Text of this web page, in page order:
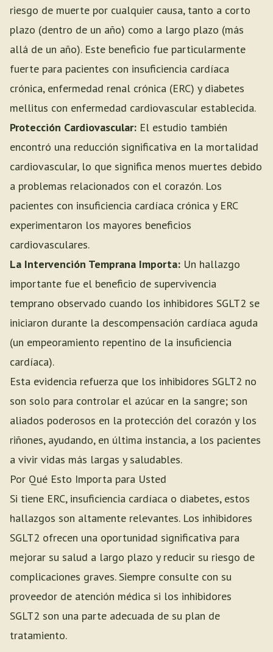
riesgo de muerte por cualquier causa, tanto a corto
plazo (dentro de un año) como a largo plazo (más
allá de un año). Este beneficio fue particularmente
fuerte para pacientes con insuficiencia cardíaca
crónica, enfermedad renal crónica (ERC) y diabetes
mellitus con enfermedad cardiovascular establecida.
Protección Cardiovascular: El estudio también
encontró una reducción significativa en la mortalidad
cardiovascular, lo que significa menos muertes debido
a problemas relacionados con el corazón. Los
pacientes con insuficiencia cardíaca crónica y ERC
experimentaron los mayores beneficios
cardiovasculares.
La Intervención Temprana Importa: Un hallazgo
importante fue el beneficio de supervivencia
temprano observado cuando los inhibidores SGLT2 se
iniciaron durante la descompensación cardíaca aguda
(un empeoramiento repentino de la insuficiencia
cardíaca).
Esta evidencia refuerza que los inhibidores SGLT2 no
son solo para controlar el azúcar en la sangre; son
aliados poderosos en la protección del corazón y los
riñones, ayudando, en última instancia, a los pacientes
a vivir vidas más largas y saludables.
Por Qué Esto Importa para Usted
Si tiene ERC, insuficiencia cardíaca o diabetes, estos
hallazgos son altamente relevantes. Los inhibidores
SGLT2 ofrecen una oportunidad significativa para
mejorar su salud a largo plazo y reducir su riesgo de
complicaciones graves. Siempre consulte con su
proveedor de atención médica si los inhibidores
SGLT2 son una parte adecuada de su plan de
tratamiento.